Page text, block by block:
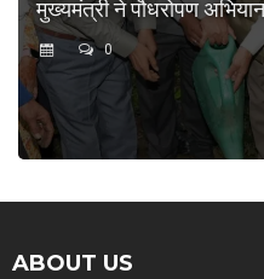
मुख्यमंत्री ने पौधरोपण
0
ABOUT US